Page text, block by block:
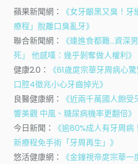
蘋果新聞網：
《女牙齦黑又臭！
療程」脫離口臭亂牙》
聯合新聞網：
《連進食都難…資深
死」 他感嘆：幾乎剝奪做人權利》
健康2.0：
《61歲庹宗華牙周病心
口腔4徵兆小心牙齒掉光》
良醫健康網：
《近兩千萬國人飽
響美觀 中風、糖尿病機率更翻倍》
今日新聞：
《逾80%成人有牙周
新療程免手術「牙周再生」》
悠活健康網：
《金鐘視帝庹宗華